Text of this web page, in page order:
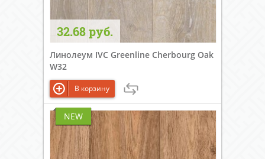
32.68 руб.
Линолеум IVC Greenline Cherbourg Oak
W32
В корзину
NEW